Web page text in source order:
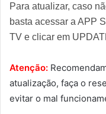
Para atualizar, caso
basta acessar a APP
TV e clicar em
Atenção:
atualização, faça o
evitar o mal